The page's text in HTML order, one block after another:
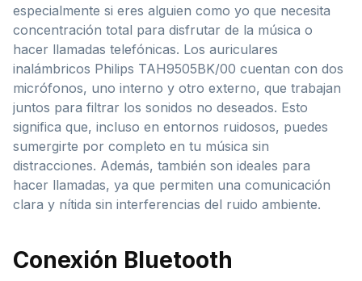
especialmente si eres alguien como yo que necesita
concentración total para disfrutar de la música o
hacer llamadas telefónicas. Los auriculares
inalámbricos Philips TAH9505BK/00 cuentan con dos
micrófonos, uno interno y otro externo, que trabajan
juntos para filtrar los sonidos no deseados. Esto
significa que, incluso en entornos ruidosos, puedes
sumergirte por completo en tu música sin
distracciones. Además, también son ideales para
hacer llamadas, ya que permiten una comunicación
clara y nítida sin interferencias del ruido ambiente.
Conexión Bluetooth